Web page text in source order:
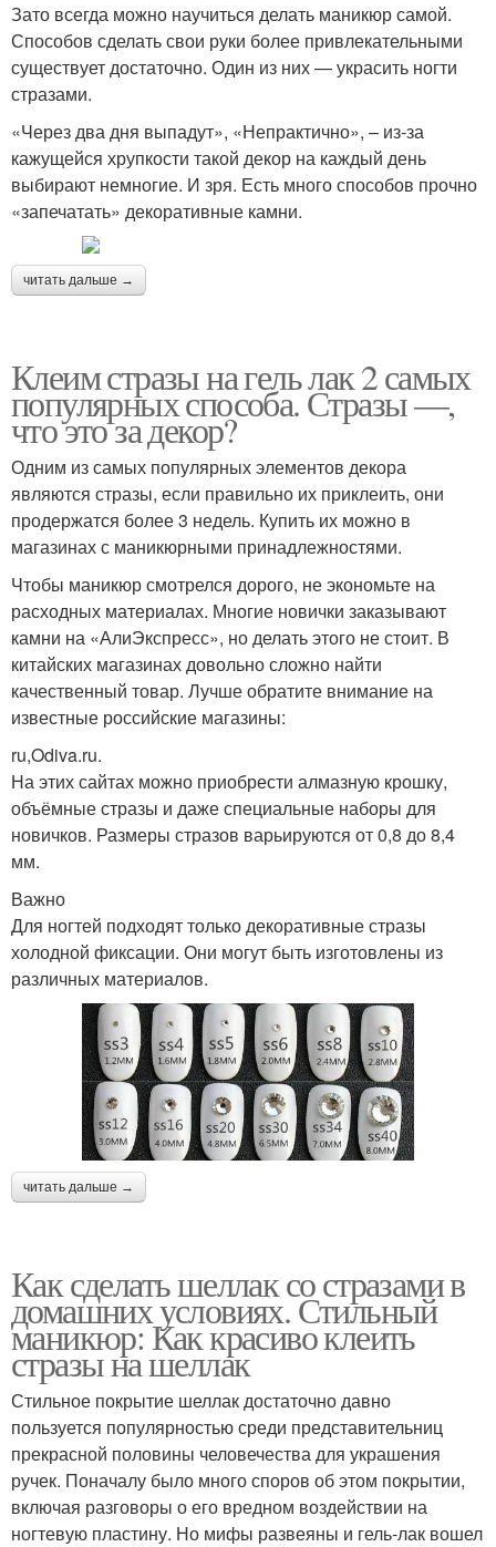
Зато всегда можно научиться делать маникюр самой.
Способов сделать свои руки более привлекательными
существует достаточно. Один из них — украсить ногти
стразами.
«Через два дня выпадут», «Непрактично», – из-за
кажущейся хрупкости такой декор на каждый день
выбирают немногие. И зря. Есть много способов прочно
«запечатать» декоративные камни.
читать дальше →
Клеим стразы на гель лак 2 самых
популярных способа. Стразы —,
что это за декор?
Одним из самых популярных элементов декора
являются стразы, если правильно их приклеить, они
продержатся более 3 недель. Купить их можно в
магазинах с маникюрными принадлежностями.
Чтобы маникюр смотрелся дорого, не экономьте на
расходных материалах. Многие новички заказывают
камни на «АлиЭкспресс», но делать этого не стоит. В
китайских магазинах довольно сложно найти
качественный товар. Лучше обратите внимание на
известные российские магазины:
ru,Odiva.ru.
На этих сайтах можно приобрести алмазную крошку,
объёмные стразы и даже специальные наборы для
новичков. Размеры стразов варьируются от 0,8 до 8,4
мм.
Важно
Для ногтей подходят только декоративные стразы
холодной фиксации. Они могут быть изготовлены из
различных материалов.
читать дальше →
Как сделать шеллак со стразами в
домашних условиях. Стильный
маникюр: Как красиво клеить
стразы на шеллак
Стильное покрытие шеллак достаточно давно
пользуется популярностью среди представительниц
прекрасной половины человечества для украшения
ручек. Поначалу было много споров об этом покрытии,
включая разговоры о его вредном воздействии на
ногтевую пластину. Но мифы развеяны и гель-лак вошел